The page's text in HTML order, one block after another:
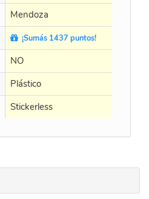
Mendoza
¡Sumás 1437 puntos!
NO
Plástico
Stickerless